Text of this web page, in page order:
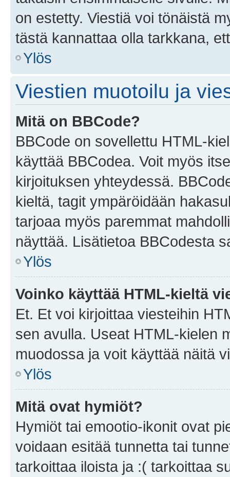
on estetty. Viestiä voi tönäistä
tästä kannattaa olla tarkkana,
Ylös
Viestien muotoilu ja
Mitä on BBCode?
BBCode on sovellettu HTML-
käyttää BBCodea. Voit myös
kirjoituksen yhteydessä.
kieltä, tagit ympäröidään
tarjoaa myös paremmat
näyttää. Lisätietoa BBCodesta
Ylös
Voinko käyttää HTML-kieltä
Et. Et voi kirjoittaa viesteihin
sen avulla. Useat HTML-kielen
muodossa ja voit käyttää näitä
Ylös
Mitä ovat hymiöt?
Hymiöt tai emootio-ikonit ovat
voidaan esitää tunnetta tai
tarkoittaa iloista ja :( tarkoittaa